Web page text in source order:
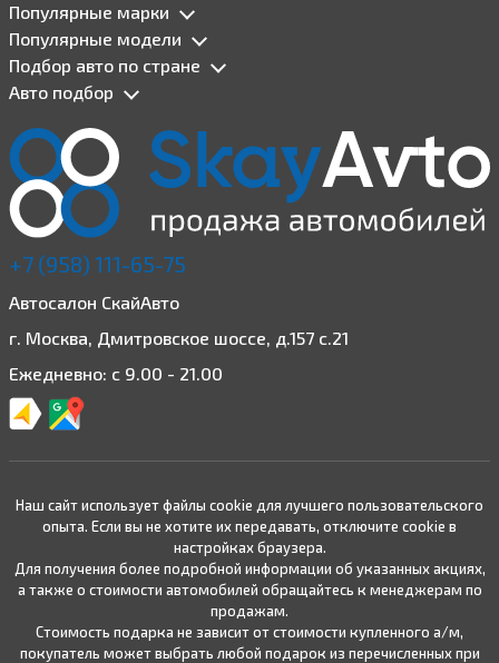
Популярные марки
Популярные модели
Подбор авто по стране
Авто подбор
+7 (958) 111-65-75
Автосалон СкайАвто
г. Москва, Дмитровское шоссе, д.157 с.21
Ежедневно: с 9.00 - 21.00
Наш сайт использует файлы cookie для лучшего пользовательского
опыта. Если вы не хотите их передавать, отключите cookie в
настройках браузера.
Для получения более подробной информации об указанных акциях,
а также о стоимости автомобилей обращайтесь к менеджерам по
продажам.
Стоимость подарка не зависит от стоимости купленного а/м,
покупатель может выбрать любой подарок из перечисленных при